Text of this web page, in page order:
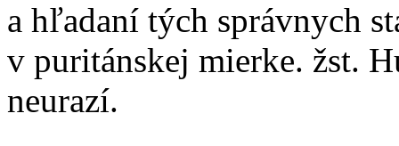
a hľadaní tých správnych
v puritánskej mierke. žst.
neurazí.